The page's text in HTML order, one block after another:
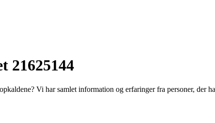
21625144
Vi har samlet information og erfaringer fra personer, der